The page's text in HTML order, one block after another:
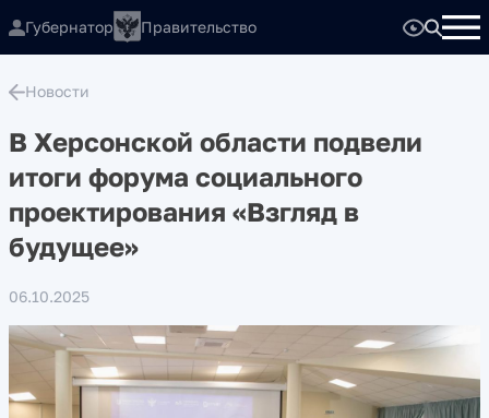
Губернатор Правительство
Новости
В Херсонской области подвели
итоги форума социального
проектирования «Взгляд в
будущее»
06.10.2025